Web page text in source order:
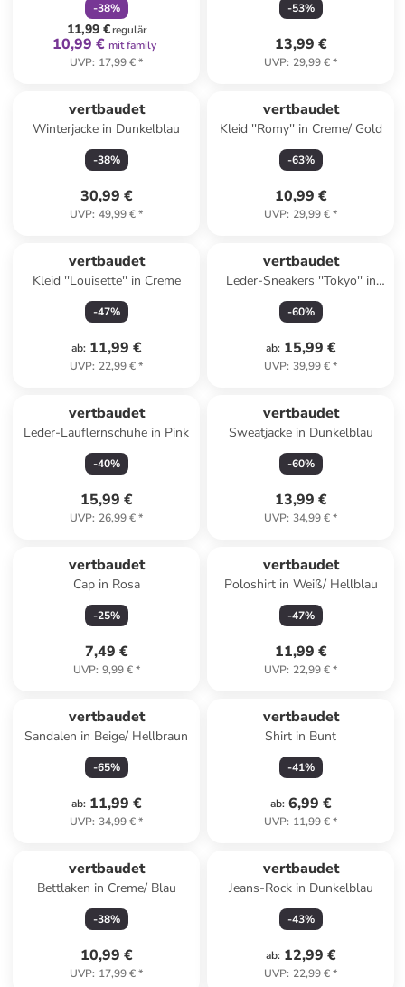
-38%
11,99 €regulär
10,99 € mit family
UVP: 17,99 €*
-53%
13,99 €
UVP: 29,99 €*
vertbaudet
Winterjacke in Dunkelblau
-38%
30,99 €
UVP: 49,99 €*
vertbaudet
Kleid ''Romy'' in Creme/ Gold
-63%
10,99 €
UVP: 29,99 €*
vertbaudet
Kleid ''Louisette'' in Creme
-47%
ab: 11,99 €
UVP: 22,99 €*
vertbaudet
Leder-Sneakers ''Tokyo'' in
Weiß
-60%
ab: 15,99 €
UVP: 39,99 €*
vertbaudet
Leder-Lauflernschuhe in Pink
-40%
15,99 €
UVP: 26,99 €*
vertbaudet
Sweatjacke in Dunkelblau
-60%
13,99 €
UVP: 34,99 €*
vertbaudet
Cap in Rosa
-25%
7,49 €
UVP: 9,99 €*
vertbaudet
Poloshirt in Weiß/ Hellblau
-47%
11,99 €
UVP: 22,99 €*
vertbaudet
Sandalen in Beige/ Hellbraun
-65%
ab: 11,99 €
UVP: 34,99 €*
vertbaudet
Shirt in Bunt
-41%
ab: 6,99 €
UVP: 11,99 €*
vertbaudet
Bettlaken in Creme/ Blau
-38%
10,99 €
UVP: 17,99 €*
vertbaudet
Jeans-Rock in Dunkelblau
-43%
ab: 12,99 €
UVP: 22,99 €*